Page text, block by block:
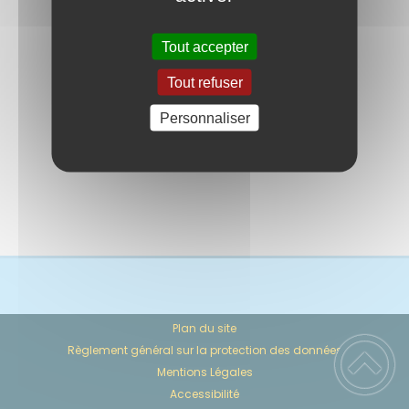
redonner vie• Créer des
emplois valorisants pour
Plan du site
Règlement général sur la protection des données
Mentions Légales
Accessibilité
Tout accepter
Tout refuser
Personnaliser